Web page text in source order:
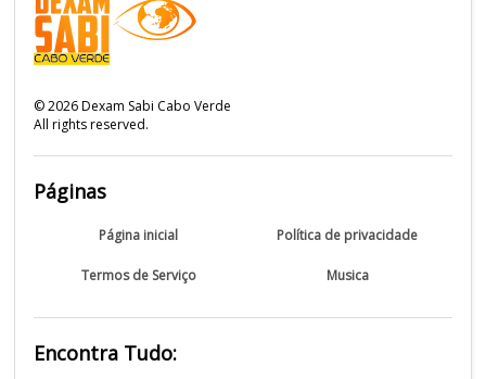
©2026Dexam Sabi Cabo Verde
All rights reserved.
Páginas
Página inicial Política de privacidade
Termos de Serviço Musica
Encontra Tudo: